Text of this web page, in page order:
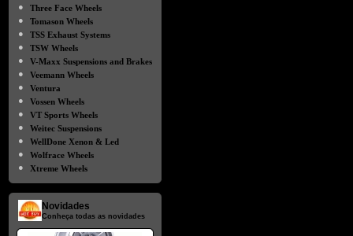
●
Three Face Wheels
●
Tomason Wheels
●
TSS Exhaust Systems
●
TSW Wheels
●
V-Maxx Suspensions and Brakes
●
Veemann Wheels
●
Ventura
●
Vossen Wheels
●
VT Sports Wheels
●
Weitec Suspensions
●
WellDone Xenon & Led
●
Wolfrace Wheels
●
Xtreme Wheels
Novidades
Conheça todas as novidades